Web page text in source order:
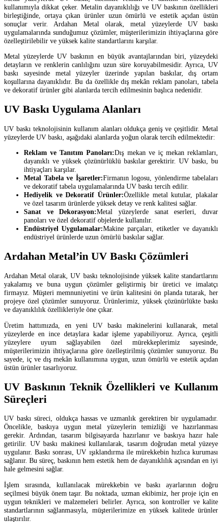
kullanımıyla dikkat çeker. Metalin dayanıklılığı ve UV baskının özellikleri
birleştiğinde, ortaya çıkan ürünler uzun ömürlü ve estetik açıdan üstün
sonuçlar verir. Ardahan Metal olarak, metal yüzeylerde UV baskı
uygulamalarında sunduğumuz çözümler, müşterilerimizin ihtiyaçlarına göre
özelleştirilebilir ve yüksek kalite standartlarını karşılar.
Metal yüzeylerde UV baskının en büyük avantajlarından biri, yüzeydeki
detayların ve renklerin canlılığını uzun süre koruyabilmesidir. Ayrıca, UV
baskı sayesinde metal yüzeyler üzerinde yapılan baskılar, dış ortam
koşullarına dayanıklıdır. Bu da özellikle dış mekân reklam panoları, tabela
ve dekoratif ürünler gibi alanlarda tercih edilmesinin başlıca nedenidir.
UV Baskı Uygulama Alanları
UV baskı teknolojisinin kullanım alanları oldukça geniş ve çeşitlidir. Metal
yüzeylerde UV baskı, aşağıdaki alanlarda yoğun olarak tercih edilmektedir:
Reklam ve Tanıtım Panoları:Dış mekan ve iç mekan reklamları,
dayanıklı ve yüksek çözünürlüklü baskılar gerektirir. UV baskı, bu
ihtiyaçları karşılar.
Metal Tabela ve İşaretler:Firmanın logosu, yönlendirme tabelaları
ve dekoratif tabela uygulamalarında UV baskı tercih edilir.
Hediyelik ve Dekoratif Ürünler:Özellikle metal kutular, plakalar
ve özel tasarım ürünlerde yüksek detay ve renk kalitesi sağlar.
Sanat ve Dekorasyon:Metal yüzeylerde sanat eserleri, duvar
panoları ve özel dekoratif objelerde kullanılır.
Endüstriyel Uygulamalar:Makine parçaları, etiketler ve dayanıklı
endüstriyel ürünlerde uzun ömürlü baskılar sağlar.
Ardahan Metal’in UV Baskı Çözümleri
Ardahan Metal olarak, UV baskı teknolojisinde yüksek kalite standartlarını
yakalamış ve buna uygun çözümler geliştirmiş bir üretici ve imalatçı
firmayız. Müşteri memnuniyetini ve ürün kalitesini ön planda tutarak, her
projeye özel çözümler sunuyoruz. Ürünlerimiz, yüksek çözünürlükte baskı
ve dayanıklılık özellikleriyle öne çıkar.
Üretim hattımızda, en yeni UV baskı makinelerini kullanarak, metal
yüzeylerde en ince detaylara kadar işleme yapabiliyoruz. Ayrıca, çeşitli
yüzeylere uyum sağlayabilen özel mürekkeplerimiz sayesinde,
müşterilerimizin ihtiyaçlarına göre özelleştirilmiş çözümler sunuyoruz. Bu
sayede, iç ve dış mekân kullanımına uygun, uzun ömürlü ve estetik açıdan
üstün ürünler tasarlıyoruz.
UV Baskının Teknik Özellikleri ve Kullanım
Süreçleri
UV baskı süreci, oldukça hassas ve uzmanlık gerektiren bir uygulamadır.
Öncelikle, baskıya uygun metal yüzeylerin temizliği ve hazırlanması
gerekir. Ardından, tasarım bilgisayarda hazırlanır ve baskıya hazır hale
getirilir. UV baskı makinesi kullanılarak, tasarım doğrudan metal yüzeye
uygulanır. Baskı sonrası, UV ışıklandırma ile mürekkebin hızlıca kuruması
sağlanır. Bu süreç, baskının hem estetik hem de dayanıklılık açısından en iyi
hale gelmesini sağlar.
İşlem sırasında, kullanılacak mürekkebin ve baskı ayarlarının doğru
seçilmesi büyük önem taşır. Bu noktada, uzman ekibimiz, her proje için en
uygun teknikleri ve malzemeleri belirler. Ayrıca, son kontroller ve kalite
standartlarının sağlanmasıyla, müşterilerimize en yüksek kalitede ürünler
ulaştırılır.